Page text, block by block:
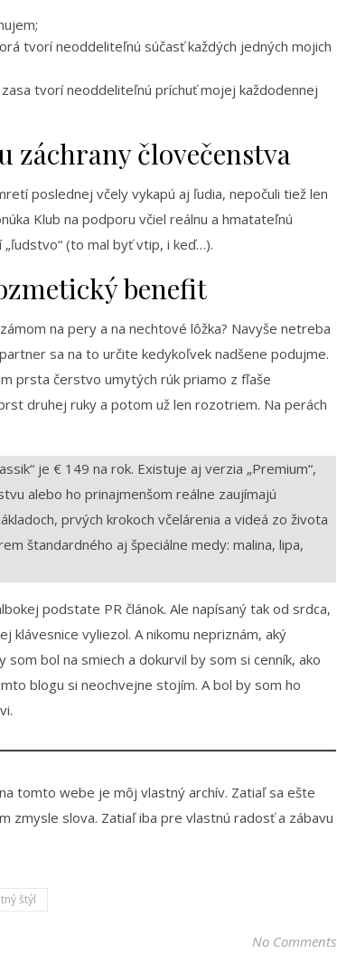
tvorí neoddeliteľnú súčasť každých jedných mojich
tvorí neoddeliteľnú príchuť mojej každodennej
záchrany človečenstva
poslednej včely vykapú aj ľudia, nepočuli tiež len
Klub na podporu včiel reálnu a hmatateľnú
(to mal byť vtip, i keď…).
benefit
na pery a na nechtové lôžka? Navyše netreba
sa na to určite kedykoľvek nadšene podujme.
prsta čerstvo umytých rúk priamo z fľaše
druhej ruky a potom už len rozotriem. Na perách
je € 149 na rok. Existuje aj verzia „Premium“,
alebo ho prinajmenšom reálne zaujímajú
prvých krokoch včelárenia a videá zo života
štandardného aj špeciálne medy: malina, lipa,
podstate PR článok. Ale napísaný tak od srdca,
klávesnice vyliezol. A nikomu nepriznám, aký
bol na smiech a dokurvil by som si cenník, ako
blogu si neochvejne stojím. A bol by som ho
tomto webe je môj vlastný archív. Zatiaľ sa ešte
zmysle slova. Zatiaľ iba pre vlastnú radosť a zábavu
štýl
No Comments